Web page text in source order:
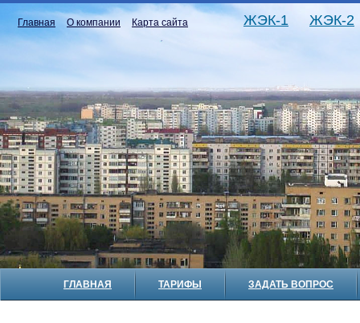
Главная О компании Карта сайта ЖЭК-1 ЖЭК-2
ГЛАВНАЯ ТАРИФЫ ЗАДАТЬ ВОПРОС